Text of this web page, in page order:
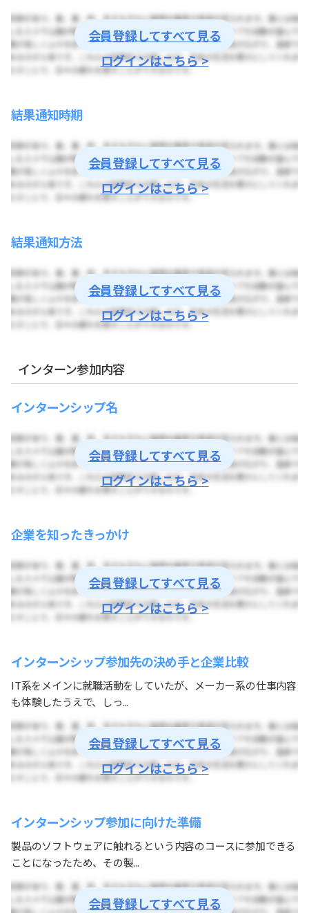
会員登録してすべて見る
ログインはこちら >
結果通知時期
会員登録してすべて見る
ログインはこちら >
結果通知方法
会員登録してすべて見る
ログインはこちら >
インターン参加内容
インターンシップ名
会員登録してすべて見る
ログインはこちら >
企業を知ったきっかけ
会員登録してすべて見る
ログインはこちら >
インターンシップ参加先の決め手と企業比較
IT系をメインに就職活動をしていたが、メーカー系の仕事内容
も体験したうえで、しっ...
会員登録してすべて見る
ログインはこちら >
インターンシップ参加に向けた準備
製品のソフトウェアに触れるという内容のコースに参加できる
ことになったため、その製...
会員登録してすべて見る